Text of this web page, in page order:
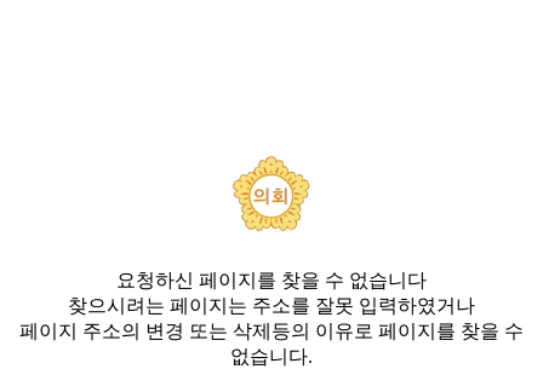
요청하신 페이지를 찾을 수 없습니다
찾으시려는 페이지는 주소를 잘못 입력하였거나
페이지 주소의 변경 또는 삭제등의 이유로 페이지를 찾을 수
없습니다.